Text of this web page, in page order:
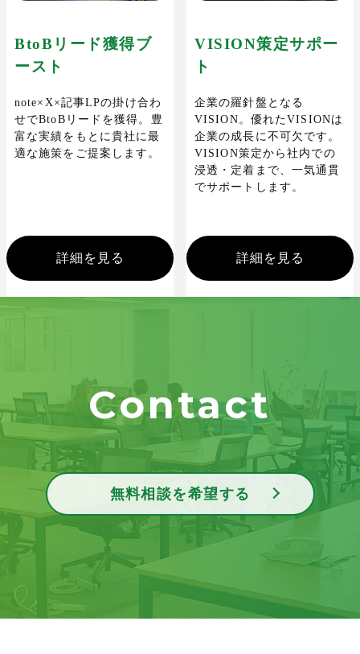
BtoBリード獲得ブ
ースト
note×X×記事LPの掛け合わ
せでBtoBリードを獲得。豊
富な実績をもとに貴社に最
適な施策をご提案します。
詳細を見る
VISION策定サポー
ト
企業の羅針盤となる
VISION。優れたVISIONは
企業の成長に不可欠です。
VISION策定から社内での
浸透・定着まで、一気通貫
でサポートします。
詳細を見る
Contact
無料相談を希望する